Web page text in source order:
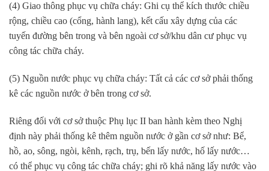
(4) Giao thông phục vụ chữa cháy: Ghi cụ thể kích thước chiều
rộng, chiều cao (cổng, hành lang), kết cấu xây dựng của các
tuyến đường bên trong và bên ngoài cơ sở/khu dân cư phục vụ
công tác chữa cháy.
(5) Nguồn nước phục vụ chữa cháy: Tất cả các cơ sở phải thống
kê các nguồn nước ở bên trong cơ sở.
Riêng đối với cơ sở thuộc Phụ lục II ban hành kèm theo Nghị
định này phải thống kê thêm nguồn nước ở gần cơ sở như: Bể,
hồ, ao, sông, ngòi, kênh, rạch, trụ, bến lấy nước, hố lấy nước…
có thể phục vụ công tác chữa cháy; ghi rõ khả năng lấy nước vào